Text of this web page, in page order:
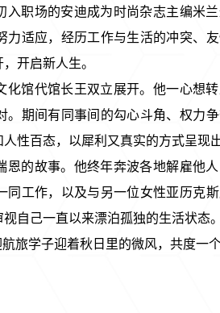
入职场的安迪成为时尚杂志主编米
力适应，经历工作与生活的冲突、
开启新人生。
化馆代馆长王双立展开。他一心想
。期间有同事间的勾心斗角、权力
性百态，以犀利又真实的方式呈现出
恩的故事。他终年奔波各地解雇他
同工作，以及与另一位女性亚历克
自己一直以来漂泊孤独的生活状态。
旅学子迎着秋日里的微风， 共度一